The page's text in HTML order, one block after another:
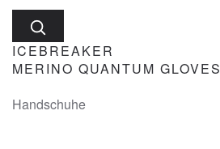
ICEBREAKER
MERINO QUANTUM GLOVES
Handschuhe